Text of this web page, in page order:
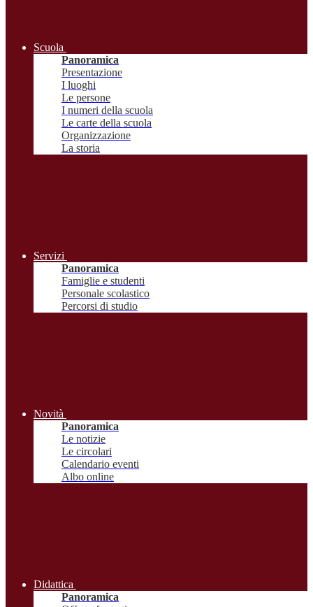
Scuola
Panoramica
Presentazione
I luoghi
Le persone
I numeri della scuola
Le carte della scuola
Organizzazione
La storia
Servizi
Panoramica
Famiglie e studenti
Personale scolastico
Percorsi di studio
Novità
Panoramica
Le notizie
Le circolari
Calendario eventi
Albo online
Didattica
Panoramica